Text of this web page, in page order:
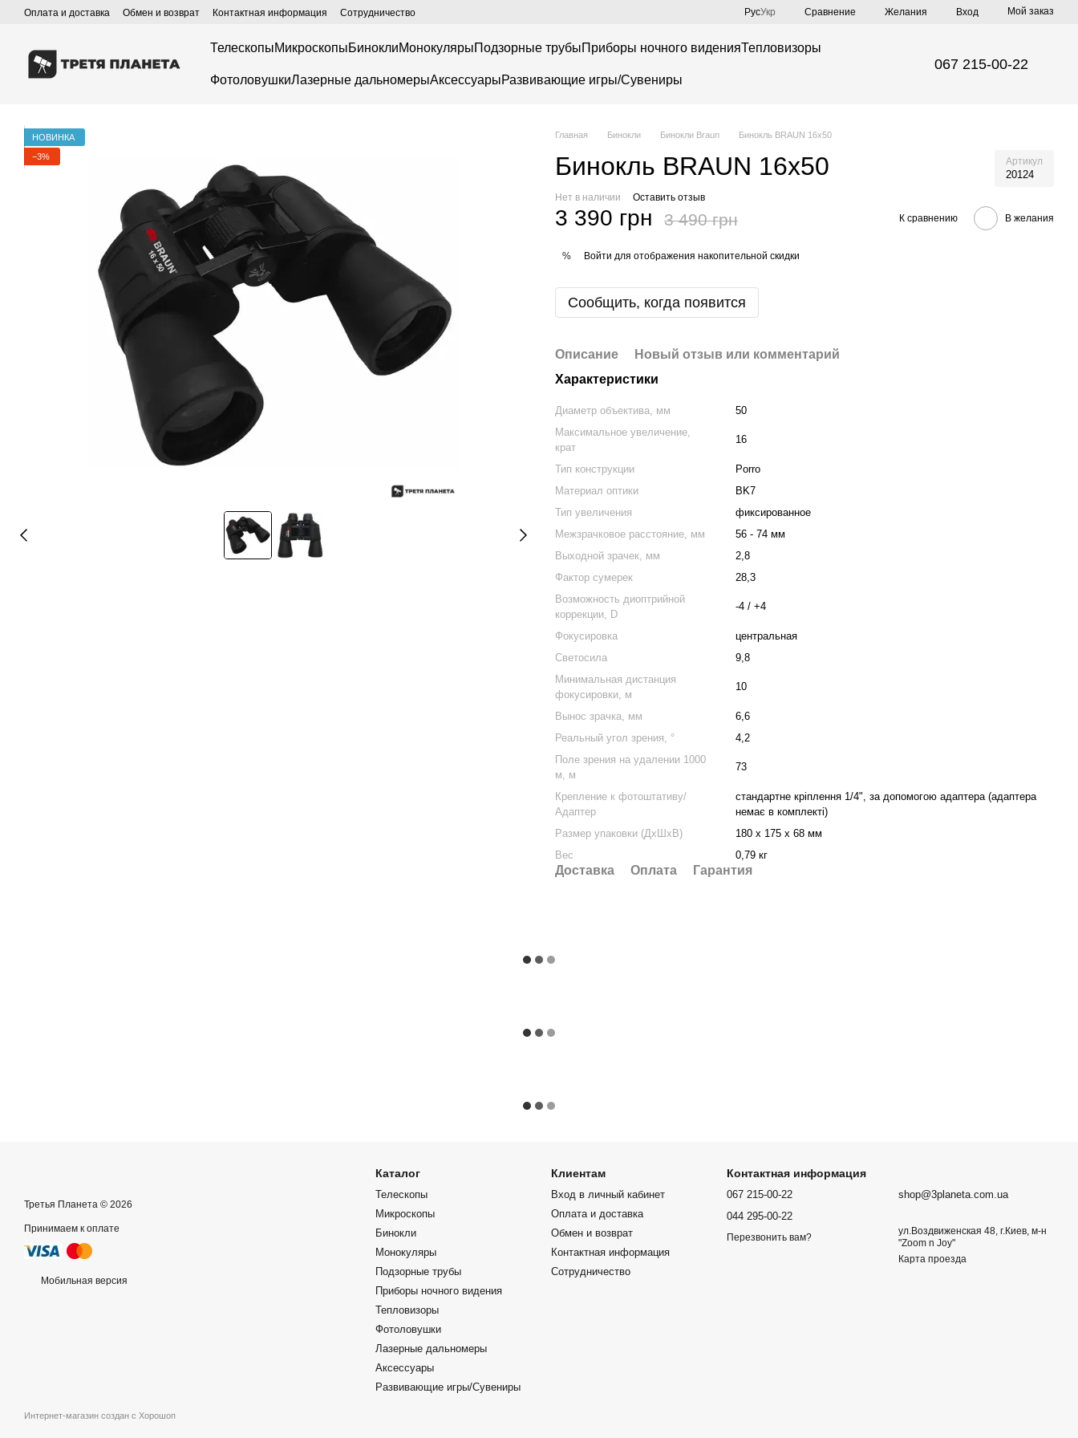
Перейти к основному контенту
Оплата и доставка Обмен и возврат Контактная информация Сотрудничество РусУкр Сравнение Желания Вход Мой заказ
ТелескопыМикроскопыБиноклиМонокулярыПодзорные трубыПриборы ночного виденияТепловизоры
ФотоловушкиЛазерные дальномерыАксессуарыРазвивающие игры/Сувениры
067 215-00-22
НОВИНКА
−3%
Главная Бинокли Бинокли Braun Бинокль BRAUN 16х50
Бинокль BRAUN 16х50 Артикул
20124
Нет в наличии Оставить отзыв
3 390 грн 3 490 грн К сравнению В желания
% Войти для отображения накопительной скидки
Сообщить, когда появится
Описание
Новый отзыв или комментарий
Характеристики
Диаметр объектива, мм
50
Максимальное увеличение,
крат
16
Тип конструкции
Porro
Материал оптики
BK7
Тип увеличения
фиксированное
Межзрачковое расстояние, мм
56 - 74 мм
Выходной зрачек, мм
2,8
Фактор сумерек
28,3
Возможность диоптрийной
коррекции, D
-4 / +4
Фокусировка
центральная
Светосила
9,8
Минимальная дистанция
фокусировки, м
10
Вынос зрачка, мм
6,6
Реальный угол зрения, °
4,2
Поле зрения на удалении 1000
м, м
73
Крепление к фотоштативу/
Адаптер
стандартне кріплення 1/4", за допомогою адаптера (адаптера
немає в комплекті)
Размер упаковки (ДхШхВ)
180 x 175 x 68 мм
Вес
0,79 кг
Доставка Оплата Гарантия
Третья Планета © 2026
Принимаем к оплате
Мобильная версия
Интернет-магазин создан с Хорошоп
Каталог
Телескопы
Микроскопы
Бинокли
Монокуляры
Подзорные трубы
Приборы ночного видения
Тепловизоры
Фотоловушки
Лазерные дальномеры
Аксессуары
Развивающие игры/Сувениры
Клиентам
Вход в личный кабинет
Оплата и доставка
Обмен и возврат
Контактная информация
Сотрудничество
Контактная информация
067 215-00-22
044 295-00-22
Перезвонить вам?
shop@3planeta.com.ua
ул.Воздвиженская 48, г.Киев, м-н
"Zoom n Joy"
Карта проезда